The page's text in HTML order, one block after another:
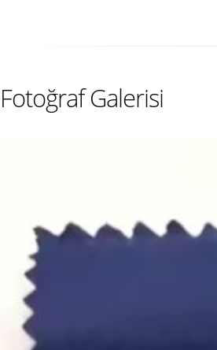
Fotoğraf Galerisi